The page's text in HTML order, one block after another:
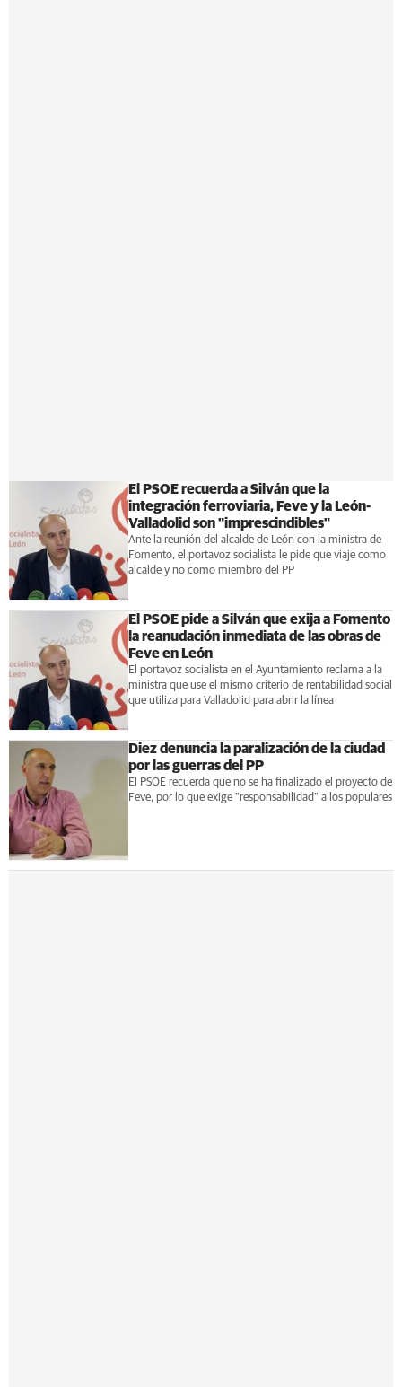
El PSOE recuerda a Silván que la
integración ferroviaria, Feve y la León-
Valladolid son "imprescindibles"
Ante la reunión del alcalde de León con la ministra de
Fomento, el portavoz socialista le pide que viaje como
alcalde y no como miembro del PP
El PSOE pide a Silván que exija a Fomento
la reanudación inmediata de las obras de
Feve en León
El portavoz socialista en el Ayuntamiento reclama a la
ministra que use el mismo criterio de rentabilidad social
que utiliza para Valladolid para abrir la línea
Diez denuncia la paralización de la ciudad
por las guerras del PP
El PSOE recuerda que no se ha finalizado el proyecto de
Feve, por lo que exige "responsabilidad" a los populares